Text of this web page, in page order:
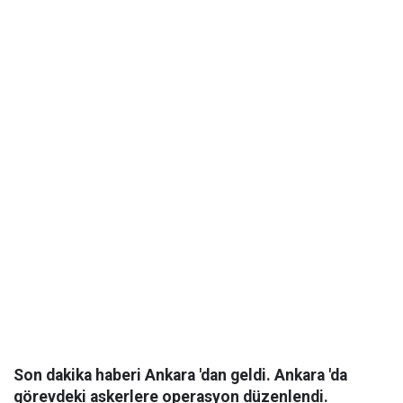
Son dakika haberi Ankara 'dan geldi. Ankara 'da
görevdeki askerlere operasyon düzenlendi.